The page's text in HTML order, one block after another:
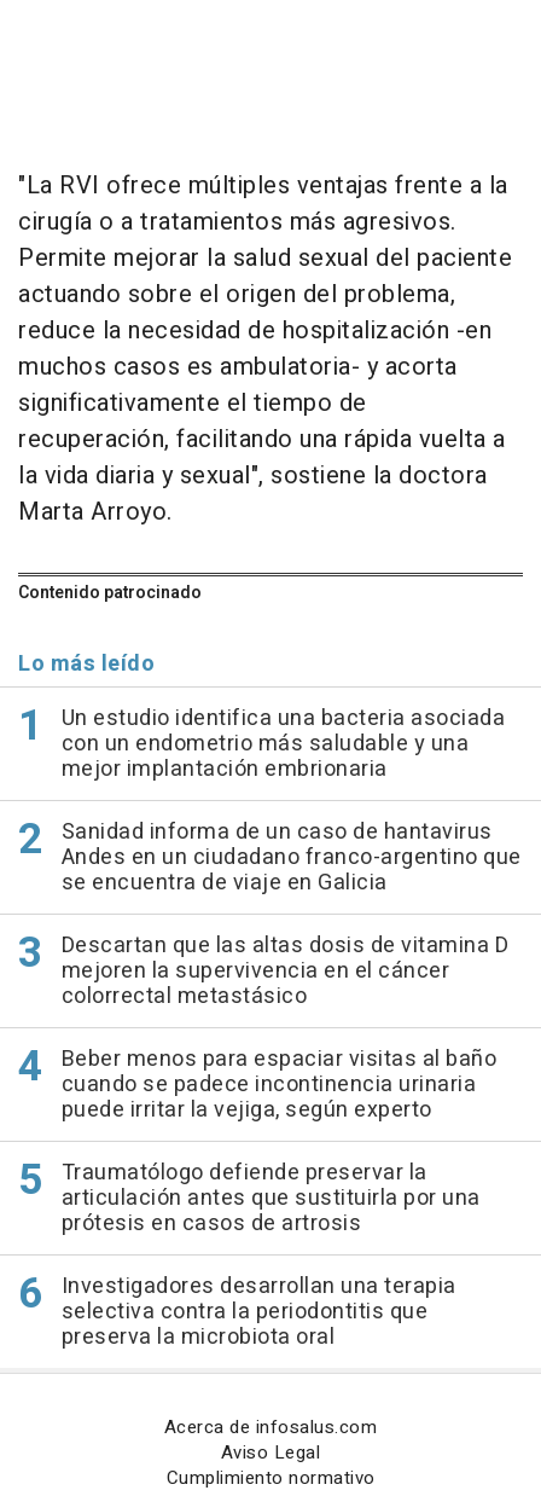
"La RVI ofrece múltiples ventajas frente a la
cirugía o a tratamientos más agresivos.
Permite mejorar la salud sexual del paciente
actuando sobre el origen del problema,
reduce la necesidad de hospitalización -en
muchos casos es ambulatoria- y acorta
significativamente el tiempo de
recuperación, facilitando una rápida vuelta a
la vida diaria y sexual", sostiene la doctora
Marta Arroyo.
Contenido patrocinado
Lo más leído
Un estudio identifica una bacteria asociada
con un endometrio más saludable y una
mejor implantación embrionaria
Sanidad informa de un caso de hantavirus
Andes en un ciudadano franco-argentino que
se encuentra de viaje en Galicia
Descartan que las altas dosis de vitamina D
mejoren la supervivencia en el cáncer
colorrectal metastásico
Beber menos para espaciar visitas al baño
cuando se padece incontinencia urinaria
puede irritar la vejiga, según experto
Traumatólogo defiende preservar la
articulación antes que sustituirla por una
prótesis en casos de artrosis
Investigadores desarrollan una terapia
selectiva contra la periodontitis que
preserva la microbiota oral
Acerca de infosalus.com
Aviso Legal
Cumplimiento normativo